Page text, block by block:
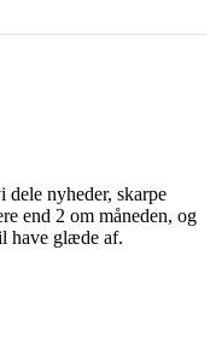
nyheder, skarpe
end 2 om måneden, og
have glæde af.